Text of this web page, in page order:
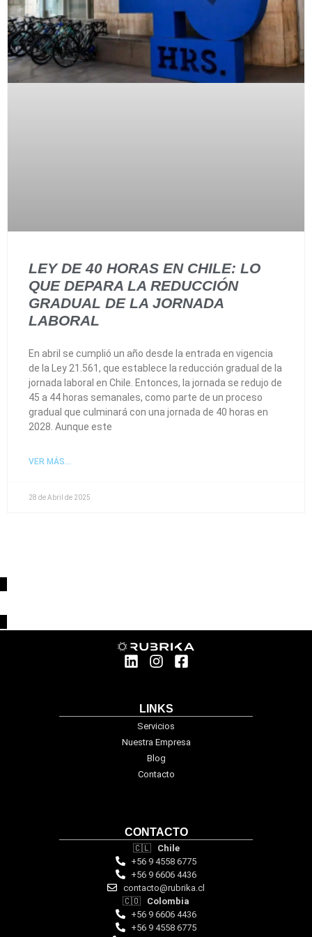
LEY DE 40 HORAS EN CHILE: LO
QUE DEPARA LA REDUCCIÓN
GRADUAL DE LA JORNADA
LABORAL
En abril se cumplió un año desde la entrada en vigencia
de la Ley 21.561, que establece la reducción gradual de la
jornada laboral en Chile. Entonces, la jornada se redujo de
45 a 44 horas semanales, como parte de un proceso
gradual que culminará con una jornada de 40 horas en
2028. Aunque este
VER MÁS...
28 de Abril de 2025
LINKS
Servicios
Nuestra Empresa
Blog
Contacto
CONTACTO
🇨🇱 Chile
+56 9 4558 6775
+56 9 6606 4436
contacto@rubrika.cl
🇨🇴 Colombia
+56 9 6606 4436
+56 9 4558 6775